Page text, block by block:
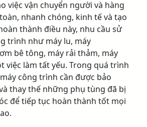
việc vận chuyển người và hàng
nhanh chóng, kinh tế và tạo
thành điều này, nhu cầu sử
trình như máy lu, máy
bê tông, máy rải thảm, máy
việc làm tất yếu. Trong quá trình
công trình cần được bảo
thay thế những phụ tùng đã bị
để tiếp tục hoàn thành tốt mọi